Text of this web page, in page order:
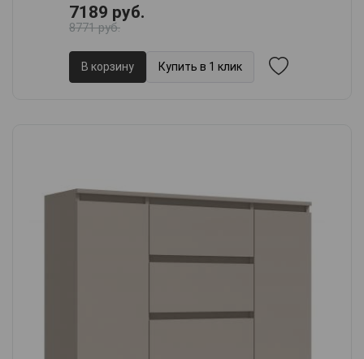
7189 руб.
8771 руб.
В корзину Купить в 1 клик